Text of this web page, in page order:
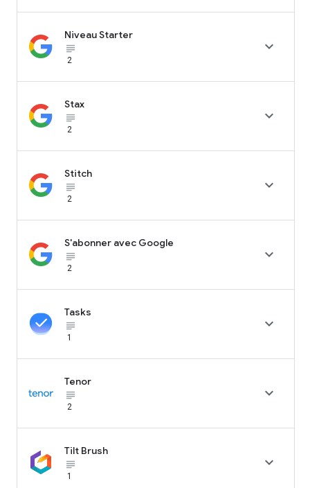
Niveau Starter
subject_black
2

Stax
subject_black
2

Stitch
subject_black
2

S'abonner avec Google
subject_black
2

Tasks
subject_black
1

Tenor
subject_black
2

Tilt Brush
subject_black
1
